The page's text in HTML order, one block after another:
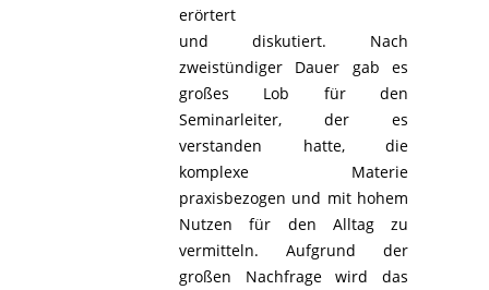
erörtert
und diskutiert. Nach
zweistündiger Dauer gab es
großes Lob für den
Seminarleiter, der es
verstanden hatte, die
komplexe Materie
praxisbezogen und mit hohem
Nutzen für den Alltag zu
vermitteln. Aufgrund der
großen Nachfrage wird das